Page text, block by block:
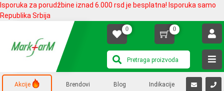
Isporuka za porudžbine iznad 6.000 rsd je besplatna! Isporuka samo
Republika Srbija
0 0
Akcije Brendovi Blog Indikacije